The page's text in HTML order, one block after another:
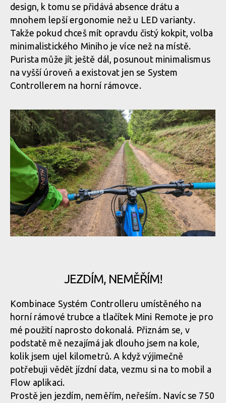
Mini Remote nabízí tři tlačítka, nic víc, nic míň
Mini Remote nabízí tři tlačítka, nic víc, nic míň
Největší výhoda Mini Remote? Nenápadnost
Největší výhoda Mini Remote? Nenápadnost
Největší výhoda Mini Remote? Nenápadnost
Největší výhoda Mini Remote? Nenápadnost
Největší výhoda Mini Remote? Nenápadnost
Největší výhoda Mini Remote? Nenápadnost
A samozřejmě ergonomie
A samozřejmě ergonomie
A samozřejmě ergonomie
A samozřejmě ergonomie
A samozřejmě ergonomie
A samozřejmě ergonomie
A samozřejmě ergonomie
design, k tomu se přidává absence drátu a
mnohem lepší ergonomie než u LED varianty.
Takže pokud chceš mít opravdu čistý kokpit, volba
minimalistického Miniho je více než na místě.
Purista může jít ještě dál, posunout minimalismus
na vyšší úroveň a existovat jen se System
Controllerem na horní rámovce.
Jak rychle jedu? Vždy tak akorát!
Jak rychle jedu? Vždy tak akorát!
Jak rychle jedu? Vždy tak akorát!
Jak rychle jedu? Vždy tak akorát!
JEZDÍM, NEMĚŘÍM!
Kombinace Systém Controlleru umístěného na
horní rámové trubce a tlačítek Mini Remote je pro
mé použití naprosto dokonalá. Přiznám se, v
podstatě mě nezajímá jak dlouho jsem na kole,
kolik jsem ujel kilometrů. A když výjimečně
potřebuji vědět jízdní data, vezmu si na to mobil a
Flow aplikaci.
Prostě jen jezdím, neměřím, neřeším. Navíc se 750